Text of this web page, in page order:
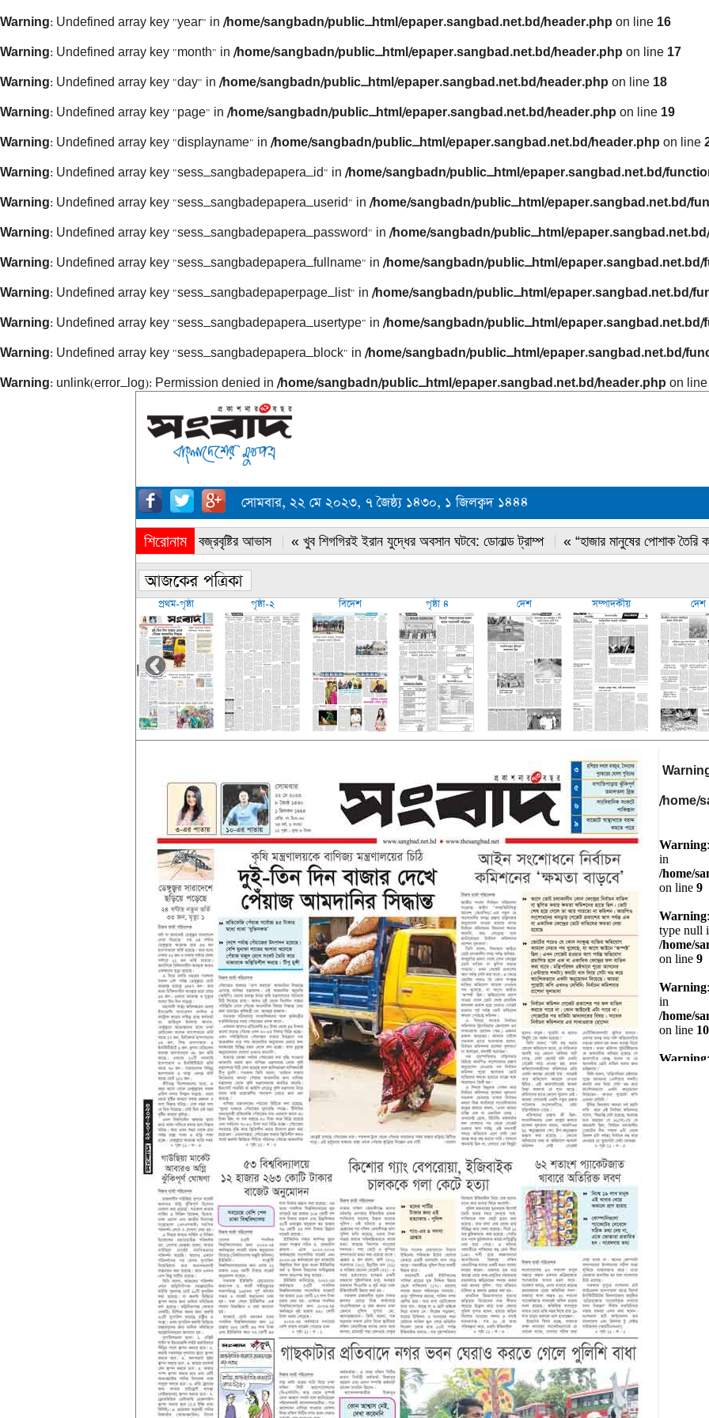
Warning: Undefined array key "year" in /home/sangbadn/public_html/epaper.sangbad.net.bd/header.php on line 16
Warning: Undefined array key "month" in /home/sangbadn/public_html/epaper.sangbad.net.bd/header.php on line 17
Warning: Undefined array key "day" in /home/sangbadn/public_html/epaper.sangbad.net.bd/header.php on line 18
Warning: Undefined array key "page" in /home/sangbadn/public_html/epaper.sangbad.net.bd/header.php on line 19
Warning: Undefined array key "displayname" in /home/sangbadn/public_html/epaper.sangbad.net.bd/header.php on line
Warning: Undefined array key "sess_sangbadepapera_id" in /home/sangbadn/public_html/epaper.sangbad.net.bd/
Warning: Undefined array key "sess_sangbadepapera_userid" in /home/sangbadn/public_html/epaper.sangbad.net.bd/
Warning: Undefined array key "sess_sangbadepapera_password" in /home/sangbadn/public_html/
Warning: Undefined array key "sess_sangbadepapera_fullname" in /home/sangbadn/public_html/
Warning: Undefined array key "sess_sangbadepaperpage_list" in /home/sangbadn/public_html/epaper.sangbad.net.bd/
Warning: Undefined array key "sess_sangbadepapera_usertype" in /home/sangbadn/public_html/
Warning: Undefined array key "sess_sangbadepapera_block" in /home/sangbadn/public_html/epaper.sangbad.net.bd/
Warning: unlink(error_log): Permission denied in /home/sangbadn/public_html/epaper.sangbad.net.bd/header.php on line
সোমবার, ২২ মে ২০২৩, ৭ জৈষ্ঠ্য ১৪৩০, ১ জিলক্বদ ১৪৪৪
শিরোনাম
« সারাদেশে বজ্রবৃষ্টির আভাস « খুব শিগগিরই ইরান যুদ্ধের অবসান ঘটবে: ডোনাল্ড ট্রাম্প « “হাজার মানুষের পোশাক তৈরি
প্রথম-পৃষ্ঠা পৃষ্ঠা-২ বিদেশ পৃষ্ঠা ৪ দেশ সম্পাদকীয় দেশ
/home/